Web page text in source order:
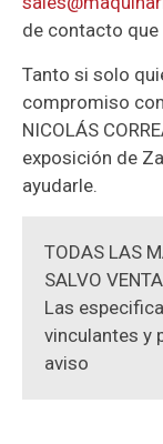
de contacto que
Tanto si solo
compromiso
NICOLÁS
exposición de
ayudarle.
TODAS LAS
SALVO
Las
vinculantes y
aviso